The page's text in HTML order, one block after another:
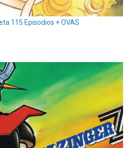
115 Episodios + OVAS